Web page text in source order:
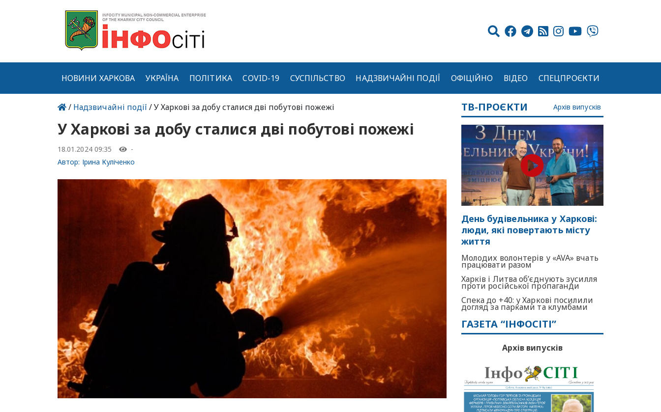
НОВИНИ ХАРКОВА УКРАЇНА ПОЛІТИКА COVID-19 СУСПІЛЬСТВО НАДЗВИЧАЙНІ ПОДІЇ ОФІЦІЙНО ВІДЕО СПЕЦПРОЄКТИ
/ Надзвичайні події / У Харкові за добу сталися дві побутові пожежі
У Харкові за добу сталися дві побутові пожежі
18.01.2024 09:35
-
Автор: Ірина Куліченко
ТВ-ПРОЄКТИ Архів випусків
День будівельника у Харкові:
люди, які повертають місту
життя
Молодих волонтерів у «AVA» вчать
працювати разом
Харків і Литва об’єднують зусилля
проти російської пропаганди
Спека до +40: у Харкові посилили
догляд за парками та клумбами
ГАЗЕТА “ІНФОСІТІ”
Архів випусків